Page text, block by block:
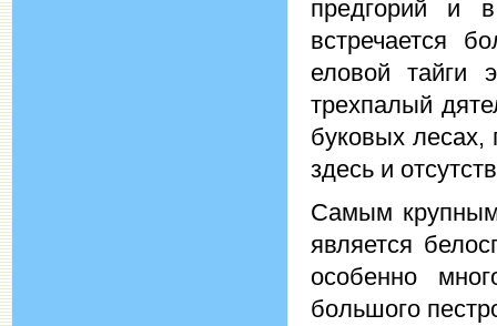
предгорий и
встречается
еловой тайги
трехпалый
буковых лесах,
здесь и
Самым
является
особенно
большого